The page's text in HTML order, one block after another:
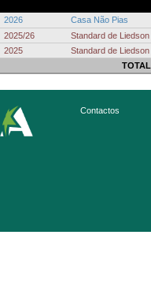
2026 Casa Não Pias
2025/26
Standard de Liedson
2025
Standard de Liedson
TOTAL
Contactos